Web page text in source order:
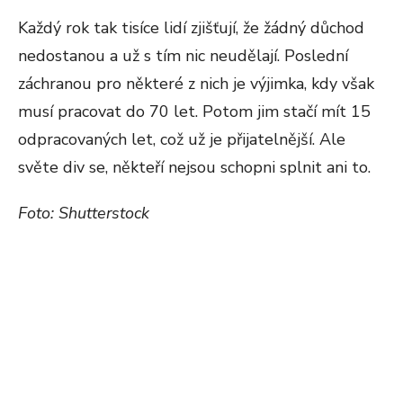
Každý rok tak tisíce lidí zjišťují, že žádný důchod
nedostanou a už s tím nic neudělají. Poslední
záchranou pro některé z nich je výjimka, kdy však
musí pracovat do 70 let. Potom jim stačí mít 15
odpracovaných let, což už je přijatelnější. Ale
světe div se, někteří nejsou schopni splnit ani to.
Foto: Shutterstock